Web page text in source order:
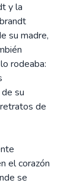
y la
su madre,
rodeaba:
su
de
el corazón
se